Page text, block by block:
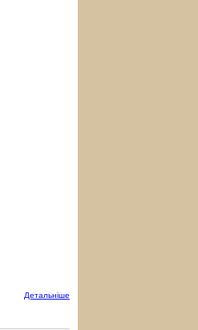
Детальнiше